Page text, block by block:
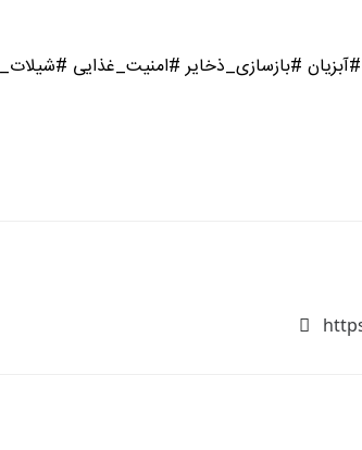
#بازسازی_ذخایر #امنیت_غذایی